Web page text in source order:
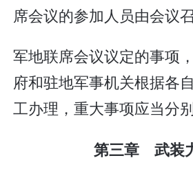
席会议的参加人员由会议
军地联席会议议定的事项
府和驻地军事机关根据各
工办理，重大事项应当分
第三章 武装